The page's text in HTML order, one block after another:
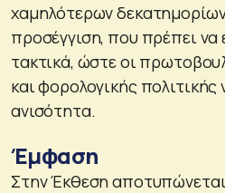
χαμηλότερων δεκατημορίων
προσέγγιση, που πρέπει να
τακτικά, ώστε οι
και φορολογικής πολιτικής
ανισότητα.
Έμφαση
Στην Έκθεση